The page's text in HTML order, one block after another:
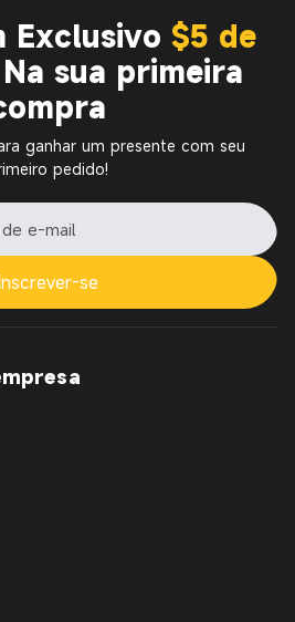
Exclusivo $5 de
Na sua primeira
ganhar um presente com seu
pedido!
se